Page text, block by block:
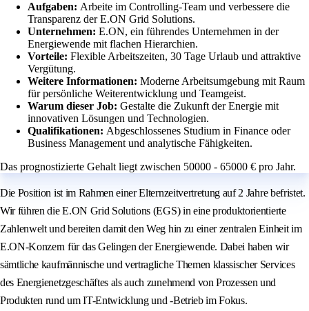
Aufgaben: Arbeite im Controlling-Team und verbessere die
Transparenz der E.ON Grid Solutions.
Unternehmen: E.ON, ein führendes Unternehmen in der
Energiewende mit flachen Hierarchien.
Vorteile: Flexible Arbeitszeiten, 30 Tage Urlaub und attraktive
Vergütung.
Weitere Informationen: Moderne Arbeitsumgebung mit Raum
für persönliche Weiterentwicklung und Teamgeist.
Warum dieser Job: Gestalte die Zukunft der Energie mit
innovativen Lösungen und Technologien.
Qualifikationen: Abgeschlossenes Studium in Finance oder
Business Management und analytische Fähigkeiten.
Das prognostizierte Gehalt liegt zwischen 50000 - 65000 € pro Jahr.
Die Position ist im Rahmen einer Elternzeitvertretung auf 2 Jahre befristet.
Wir führen die E.ON Grid Solutions (EGS) in eine produktorientierte
Zahlenwelt und bereiten damit den Weg hin zu einer zentralen Einheit im
E.ON-Konzern für das Gelingen der Energiewende. Dabei haben wir
sämtliche kaufmännische und vertragliche Themen klassischer Services
des Energienetzgeschäftes als auch zunehmend von Prozessen und
Produkten rund um IT-Entwicklung und -Betrieb im Fokus.